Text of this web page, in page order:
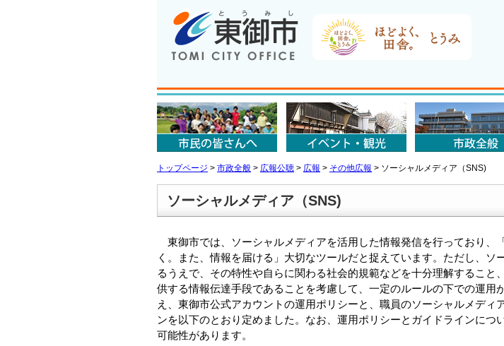
トップページ > 市政全般 > 広報公聴 > 広報 > その他広報 > ソーシャルメディア（SNS)
ソーシャルメディア（SNS)
東御市では、ソーシャルメディアを活用した情報発信を行っており、
く。また、情報を届ける」大切なツールだと捉えています。ただし、ソ
るうえで、その特性や自らに関わる社会的規範などを十分理解すること
供する情報伝達手段であることを考慮して、一定のルールの下での運用
え、東御市公式アカウントの運用ポリシーと、職員のソーシャルメディ
ンを以下のとおり定めました。なお、運用ポリシーとガイドラインにつ
可能性があります。